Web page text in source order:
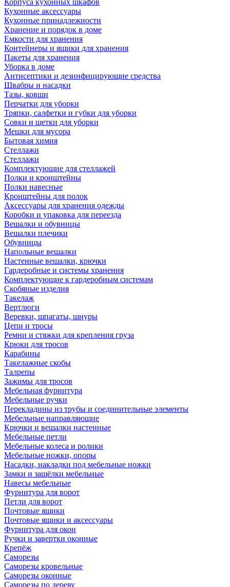
Корпуса кухонных шкафов
Кухонные аксессуары
Кухонные принадлежности
Хранение и порядок в доме
Емкости для хранения
Контейнеры и ящики для хранения
Пакеты для хранения
Уборка в доме
Антисептики и дезинфицирующие средства
Швабры и насадки
Тазы, ковши
Перчатки для уборки
Тряпки, салфетки и губки для уборки
Совки и щетки для уборки
Мешки для мусора
Бытовая химия
Стеллажи
Стеллажи
Комплектующие для стеллажей
Полки и кронштейны
Полки навесные
Кронштейны для полок
Аксессуары для хранения одежды
Коробки и упаковка для переезда
Вешалки и обувницы
Вешалки плечики
Обувницы
Напольные вешалки
Настенные вешалки, крючки
Гардеробные и системы хранения
Комплектующие к гардеробным системам
Скобяные изделия
Такелаж
Вертлюги
Веревки, шпагаты, шнуры
Цепи и тросы
Ремни и стяжки для крепления груза
Крюки для тросов
Карабины
Такелажные скобы
Талрепы
Зажимы для тросов
Мебельная фурнитура
Мебельные ручки
Перекладины из трубы и соединительные элементы
Мебельные направляющие
Крючки и вешалки настенные
Мебельные петли
Мебельные колеса и ролики
Мебельные ножки, опоры
Насадки, накладки под мебельные ножки
Замки и защёлки мебельные
Навесы мебельные
Фурнитура для ворот
Петли для ворот
Почтовые ящики
Почтовые ящики и аксессуары
Фурнитура для окон
Ручки и завертки оконные
Крепёж
Саморезы
Саморезы кровельные
Саморезы оконные
Саморезы по дереву